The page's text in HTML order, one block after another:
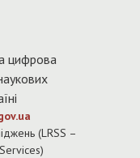
цифрова
(LRSS –